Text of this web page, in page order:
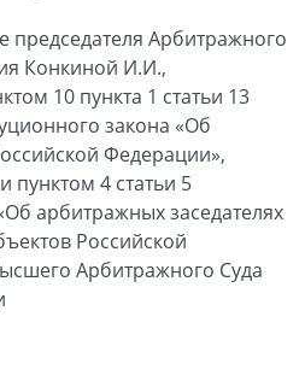
председателя Арбитражного
Конкиной И.И.,
10 пункта 1 статьи 13
закона «Об
Федерации»,
пунктом 4 статьи 5
арбитражных заседателях
Российской
Арбитражного Суда